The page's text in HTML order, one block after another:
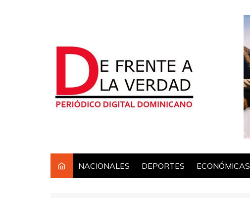
NACIONALES DEPORTES ECONÓMICAS